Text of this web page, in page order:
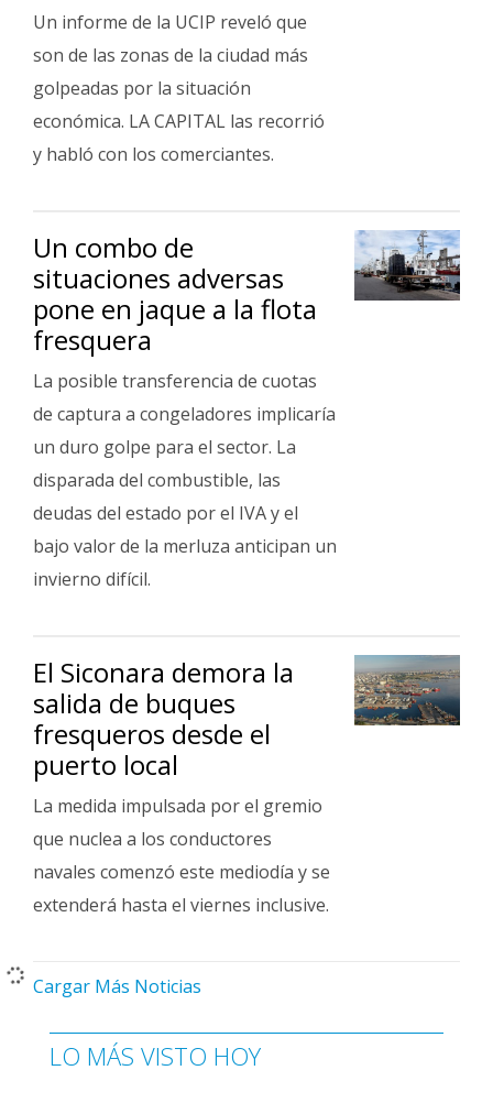
Un informe de la UCIP reveló que
son de las zonas de la ciudad más
golpeadas por la situación
económica. LA CAPITAL las recorrió
y habló con los comerciantes.
Un combo de
situaciones adversas
pone en jaque a la flota
fresquera
La posible transferencia de cuotas
de captura a congeladores implicaría
un duro golpe para el sector. La
disparada del combustible, las
deudas del estado por el IVA y el
bajo valor de la merluza anticipan un
invierno difícil.
El Siconara demora la
salida de buques
fresqueros desde el
puerto local
La medida impulsada por el gremio
que nuclea a los conductores
navales comenzó este mediodía y se
extenderá hasta el viernes inclusive.
Cargar Más Noticias
LO MÁS VISTO HOY